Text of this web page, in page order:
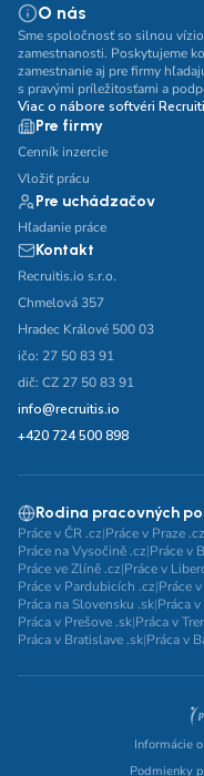
O nás
Sme spoločnosť so silnou
zamestnanosti. Poskytujeme
zamestnanie aj pre firmy
s pravými príležitosťami a
Viac o nábore softvéri
Pre firmy
Cenník inzercie
Vložiť prácu
Pre uchádzačov
Hľadanie práce
Kontakt
Recruitis.io s.r.o.
Chmelová 357
Hradec Králové 500 03
ičo: 27 50 83 91
dič: CZ 27 50 83 91
info@recruitis.io
+420 724 500 898
Rodina pracovných
Práce v ČR .cz|Práce v Praze .cz
Práce na Vysočině .cz|Práce v
Práce ve Zlíně .cz|Práce v
Práce v Pardubicích .cz|Práce
Práca na Slovensku .sk|Práca
Práca v Prešove .sk|Práca v
Práca v Bratislave .sk|Práca v
Informácie
Podmienky